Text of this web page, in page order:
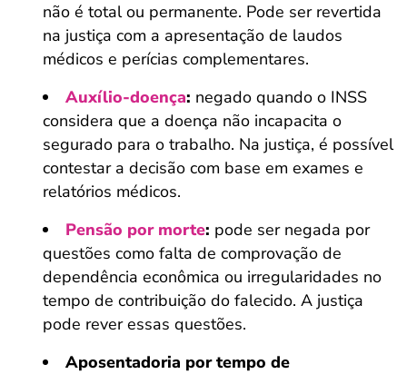
não é total ou permanente. Pode ser revertida
na justiça com a apresentação de laudos
médicos e perícias complementares.
Auxílio-doença: negado quando o INSS
considera que a doença não incapacita o
segurado para o trabalho. Na justiça, é possível
contestar a decisão com base em exames e
relatórios médicos.
Pensão por morte: pode ser negada por
questões como falta de comprovação de
dependência econômica ou irregularidades no
tempo de contribuição do falecido. A justiça
pode rever essas questões.
Aposentadoria por tempo de